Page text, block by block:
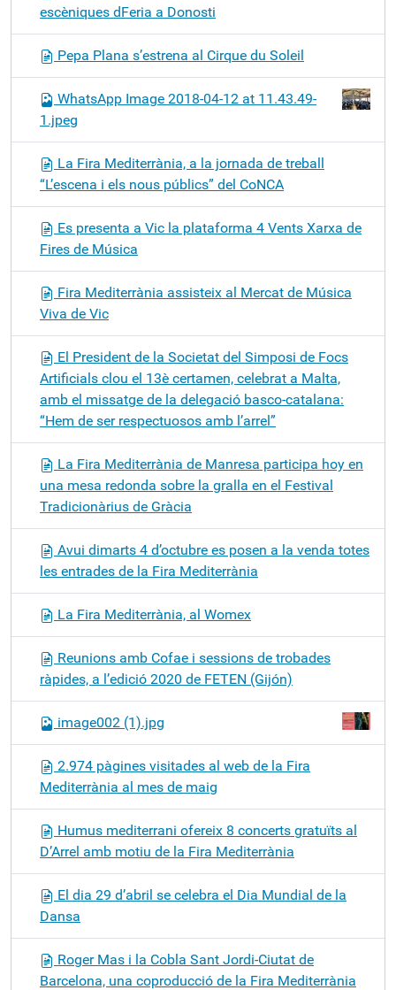
escèniques dFeria a Donosti
Pepa Plana s’estrena al Cirque du Soleil
WhatsApp Image 2018-04-12 at 11.43.49-
1.jpeg
La Fira Mediterrània, a la jornada de treball
“L’escena i els nous públics” del CoNCA
Es presenta a Vic la plataforma 4 Vents Xarxa de
Fires de Música
Fira Mediterrània assisteix al Mercat de Música
Viva de Vic
El President de la Societat del Simposi de Focs
Artificials clou el 13è certamen, celebrat a Malta,
amb el missatge de la delegació basco-catalana:
“Hem de ser respectuosos amb l’arrel”
La Fira Mediterrània de Manresa participa hoy en
una mesa redonda sobre la gralla en el Festival
Tradicionàrius de Gràcia
Avui dimarts 4 d’octubre es posen a la venda totes
les entrades de la Fira Mediterrània
La Fira Mediterrània, al Womex
Reunions amb Cofae i sessions de trobades
ràpides, a l’edició 2020 de FETEN (Gijón)
image002 (1).jpg
2.974 pàgines visitades al web de la Fira
Mediterrània al mes de maig
Humus mediterrani ofereix 8 concerts gratuïts al
D’Arrel amb motiu de la Fira Mediterrània
El dia 29 d’abril se celebra el Dia Mundial de la
Dansa
Roger Mas i la Cobla Sant Jordi-Ciutat de
Barcelona, una coproducció de la Fira Mediterrània